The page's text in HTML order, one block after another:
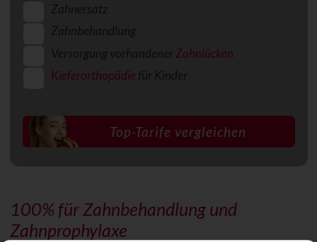
Zahnersatz
Zahnbehandlung
Versorgung vorhandenerZahnlücken
Kieferorthopädie für Kinder
100% für Zahnbehandlung und
Zahnprophylaxe